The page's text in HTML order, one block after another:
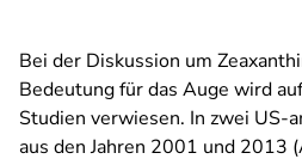
Bei der Diskussion um
Bedeutung für das Auge wird
Studien verwiesen. In zwei US-
aus den Jahren 2001 und 2013